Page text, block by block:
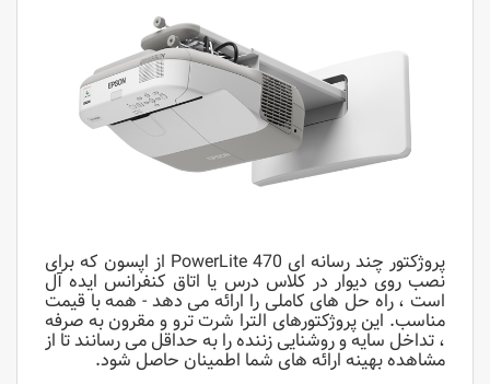
پروژکتور چند رسانه ای PowerLite 470 از اپسون که برای
نصب روی دیوار در کلاس درس یا اتاق کنفرانس ایده آل
است ، راه حل های کاملی را ارائه می دهد - همه با قیمت
مناسب. این پروژکتورهای الترا شرت ترو و مقرون به صرفه
، تداخل سایه و روشنایی زننده را به حداقل می رسانند تا از
مشاهده بهینه ارائه های شما اطمینان حاصل شود.